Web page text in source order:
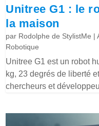
Unitree G1 : le
la maison
par Rodolphe de StylistMe |
Robotique
Unitree G1 est un robot
kg, 23 degrés de liberté
chercheurs et